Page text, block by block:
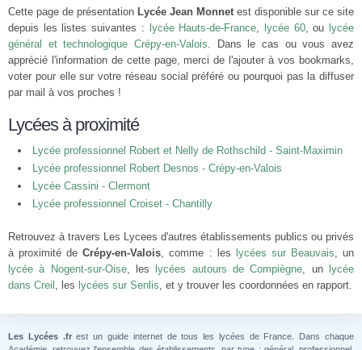
Cette page de présentation Lycée Jean Monnetest disponible sur ce site
depuis les listes suivantes :
lycée Hauts-de-France, lycée 60, ou lycée
général et technologique Crépy-en-Valois. Dans le cas ou vous avez
apprécié l'information de cette page, merci de l'ajouter à vos bookmarks,
voter pour elle sur votre réseau social préféré ou pourquoi pas la diffuser
par mail à vos proches !
Lycées à proximité
Lycée professionnel Robert et Nelly de Rothschild - Saint-Maximin
Lycée professionnel Robert Desnos - Crépy-en-Valois
Lycée Cassini - Clermont
Lycée professionnel Croiset - Chantilly
Retrouvez à travers Les Lycees d'autres établissements publics ou privés
à proximité deCrépy-en-Valois, comme : les lycées sur Beauvais, un
lycée à Nogent-sur-Oise, les lycées autours de Compiègne, un
lycée
dans Creil , les lycées sur Senlis, et y trouver les coordonnées en rapport.
Les Lycées .frest un guide internet de tous les lycées de France. Dans chaque